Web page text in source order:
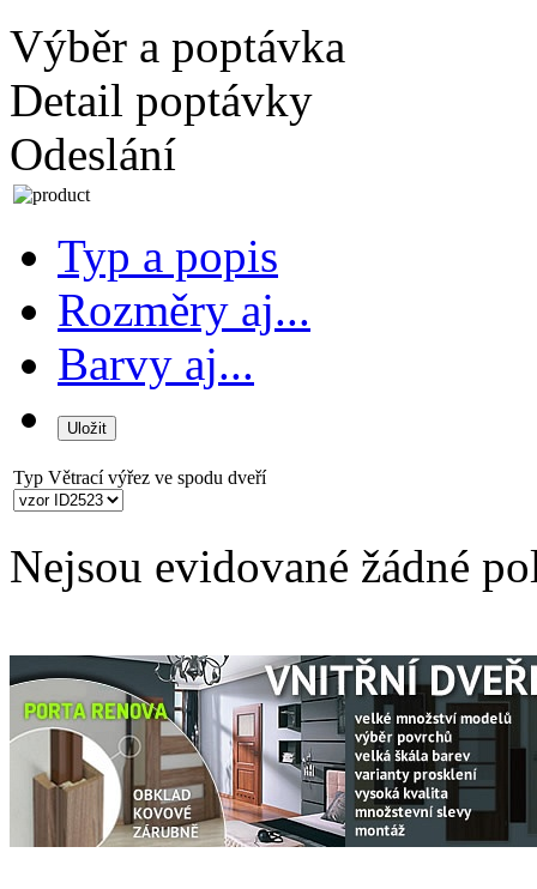
Výběr a poptávka
Detail poptávky
Odeslání
Typ a popis
Rozměry aj...
Barvy aj...
Typ Větrací výřez ve spodu dveří
Nejsou evidované žádné